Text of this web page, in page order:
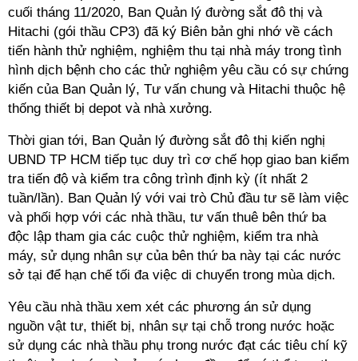
cuối tháng 11/2020, Ban Quản lý đường sắt đô thị và
Hitachi (gói thầu CP3) đã ký Biên bản ghi nhớ về cách
tiến hành thử nghiệm, nghiệm thu tại nhà máy trong tình
hình dịch bệnh cho các thử nghiệm yêu cầu có sự chứng
kiến của Ban Quản lý, Tư vấn chung và Hitachi thuộc hệ
thống thiết bị depot và nhà xưởng.
Thời gian tới, Ban Quản lý đường sắt đô thị kiến nghị
UBND TP HCM tiếp tục duy trì cơ chế họp giao ban kiểm
tra tiến độ và kiểm tra công trình định kỳ (ít nhất 2
tuần/lần). Ban Quản lý với vai trò Chủ đầu tư sẽ làm việc
và phối hợp với các nhà thầu, tư vấn thuê bên thứ ba
độc lập tham gia các cuộc thử nghiệm, kiểm tra nhà
máy, sử dụng nhân sự của bên thứ ba này tại các nước
sở tại để hạn chế tối đa việc di chuyển trong mùa dịch.
Yêu cầu nhà thầu xem xét các phương án sử dụng
nguồn vật tư, thiết bị, nhân sự tại chỗ trong nước hoặc
sử dụng các nhà thầu phụ trong nước đạt các tiêu chí kỹ